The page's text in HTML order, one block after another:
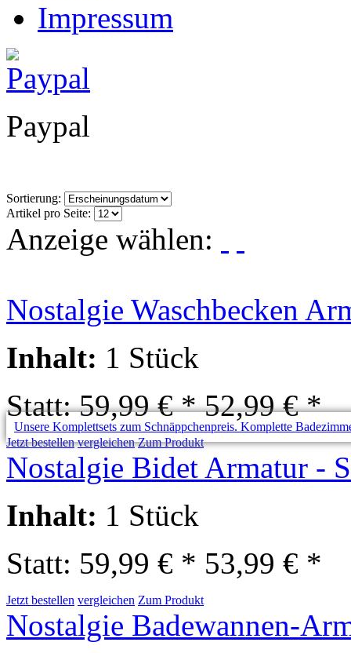
Impressum
Paypal
Sortierung:
Artikel pro Seite:
Anzeige wählen:
Nostalgie Waschbecken
Inhalt: 1 Stück
Statt: 59,99 € * 52,99 € *
Jetzt bestellen vergleichen Zum Produkt
Nostalgie Bidet Armatur -
Inhalt: 1 Stück
Statt: 59,99 € * 53,99 € *
Jetzt bestellen vergleichen Zum Produkt
Nostalgie Badewannen-
Unsere Komplettsets zum Schnäppchenpreis. Komplette